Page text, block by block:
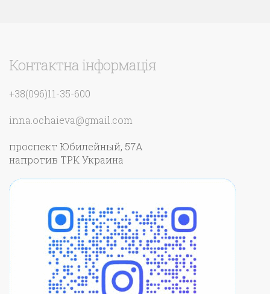
Контактна інформація
+38(096)11-35-600
inna.ochaieva@gmail.com
проспект Юбилейный, 57А
напротив ТРК Украина